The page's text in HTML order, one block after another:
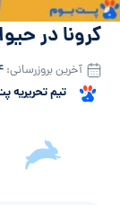
کرونا در
تیم تحریریه
آخرین بروزرسانی: ۱۴